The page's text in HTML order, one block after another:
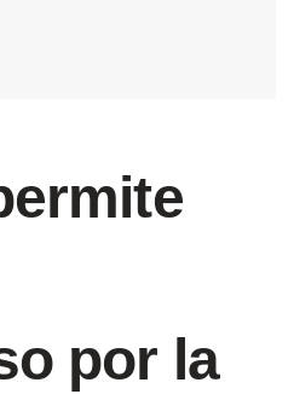
por la